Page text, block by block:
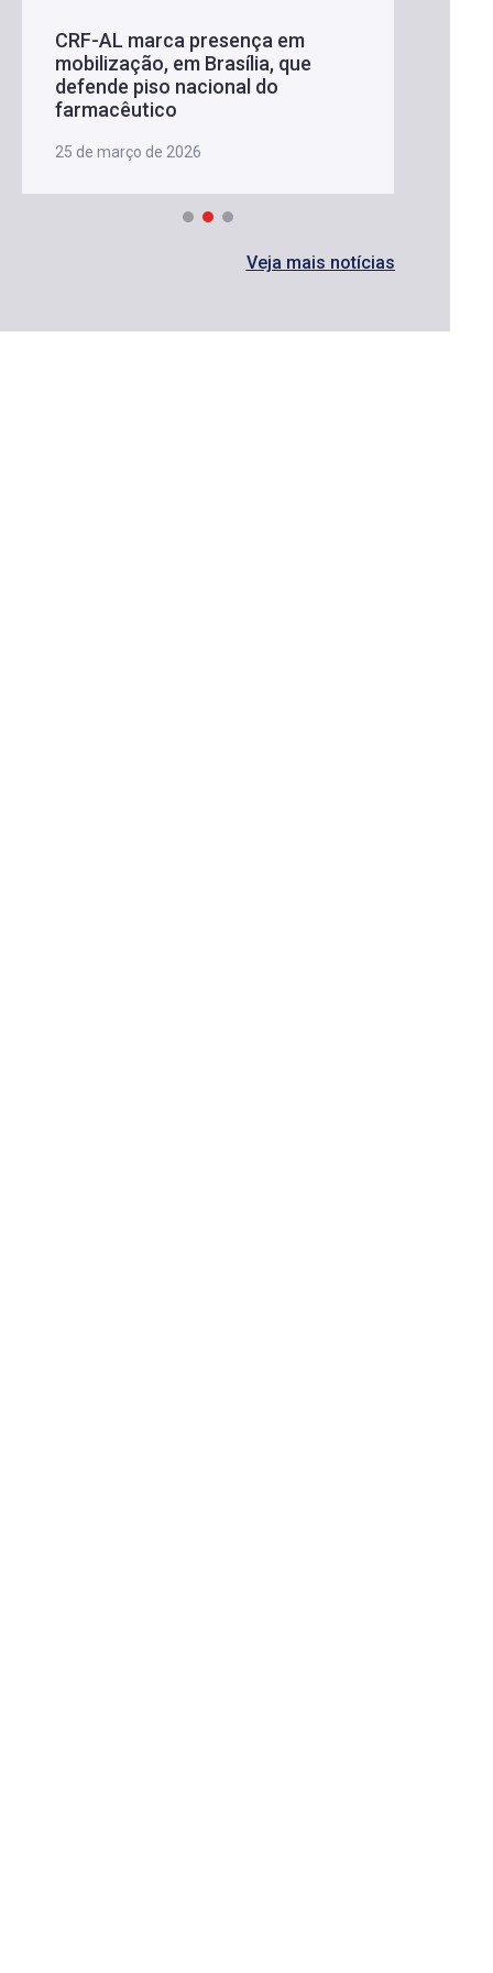
CRF-AL marca presença em
mobilização, em Brasília, que
defende piso nacional do
farmacêutico
25 de março de 2026
Veja mais notícias